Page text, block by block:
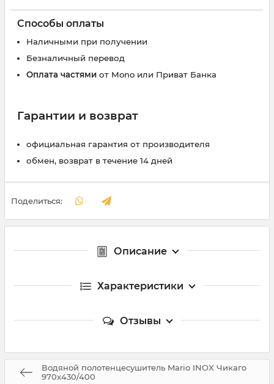
Способы оплаты
Наличными при получении
Безналичный перевод
Оплата частями от Mono или Приват Банка
Гарантии и возврат
официальная гарантия от производителя
обмен, возврат в течение 14 дней
Поделиться:
Описание
Характеристики
Отзывы
Водяной полотенцесушитель Mario INOX Чикаго
970х430/400